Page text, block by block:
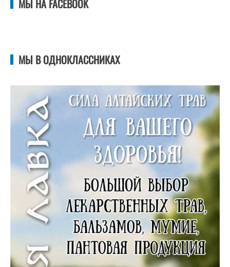
МЫ НА FACEBOOK
МЫ В ОДНОКЛАССНИКАХ